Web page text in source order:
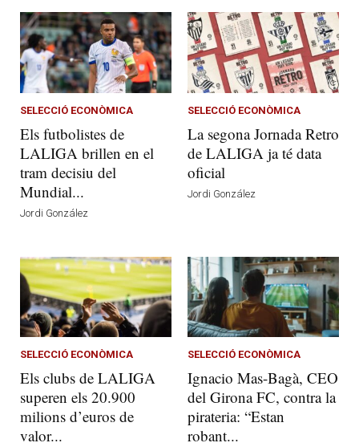
SELECCIÓ ECONÒMICA
Els futbolistes de
LALIGA brillen en el
tram decisiu del
Mundial...
Jordi González
SELECCIÓ ECONÒMICA
La segona Jornada Retro
de LALIGA ja té data
oficial
Jordi González
SELECCIÓ ECONÒMICA
Els clubs de LALIGA
superen els 20.900
milions d’euros de
valor...
SELECCIÓ ECONÒMICA
Ignacio Mas-Bagà, CEO
del Girona FC, contra la
pirateria: “Estan
robant...